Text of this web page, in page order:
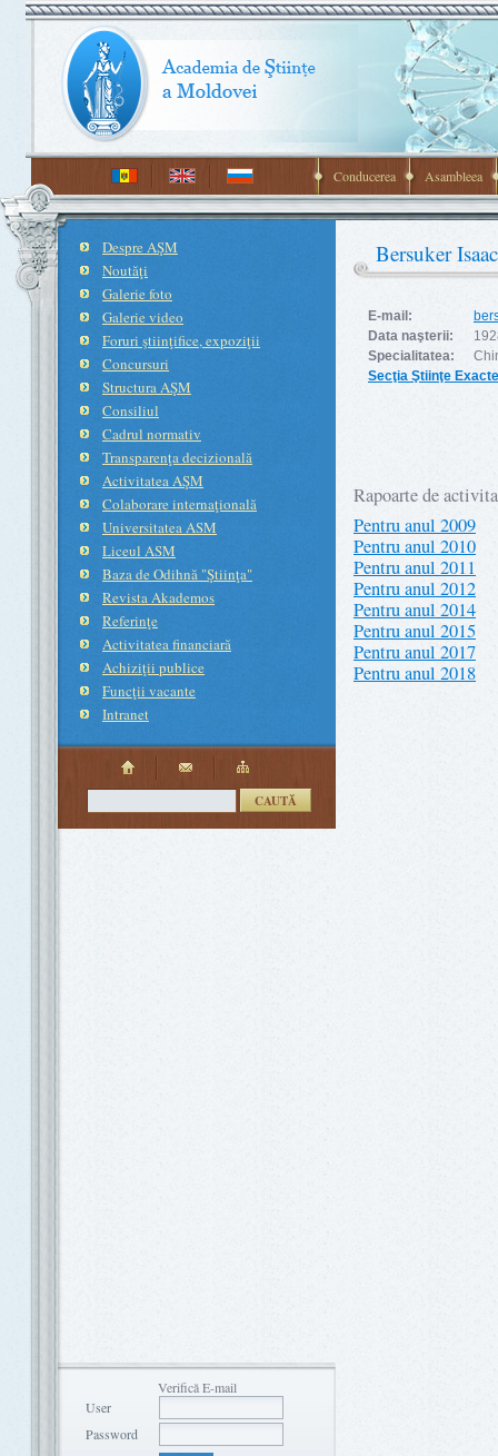
Conducerea Asambleea
Despre AŞM
Noutăţi
Galerie foto
Galerie video
Foruri ştiinţifice, expoziţii
Concursuri
Structura AŞM
Consiliul
Cadrul normativ
Transparenţa decizională
Activitatea AŞM
Colaborare internaţională
Universitatea ASM
Liceul ASM
Baza de Odihnă "Ştiinţa"
Revista Akademos
Referinţe
Activitatea financiară
Achiziţii publice
Funcţii vacante
Intranet
CAUTĂ
Verifică E-mail
User
Password
Bersuker Isaac
E-mail:
Data naşterii:
Specialitatea:
Secţia Ştiinţe
Rapoarte de
Pentru anul 2009
Pentru anul 2010
Pentru anul 2011
Pentru anul 2012
Pentru anul 2014
Pentru anul 2015
Pentru anul 2017
Pentru anul 2018